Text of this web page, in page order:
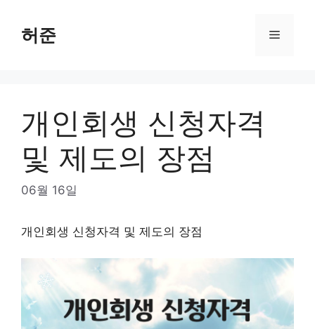
content
허준 Menu
개인회생 신청자격
및 제도의 장점
06월 16일
개인회생 신청자격 및 제도의 장점